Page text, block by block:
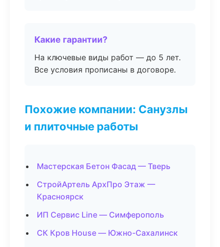
Какие гарантии?
На ключевые виды работ — до 5 лет.
Все условия прописаны в договоре.
Похожие компании: Санузлы
и плиточные работы
Мастерская Бетон Фасад — Тверь
СтройАртель АрхПро Этаж —
Красноярск
ИП Сервис Line — Симферополь
СК Кров House — Южно-Сахалинск